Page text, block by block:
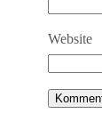
Website